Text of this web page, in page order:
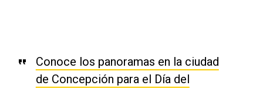
Conoce los panoramas en la ciudad
de Concepción para el Día del